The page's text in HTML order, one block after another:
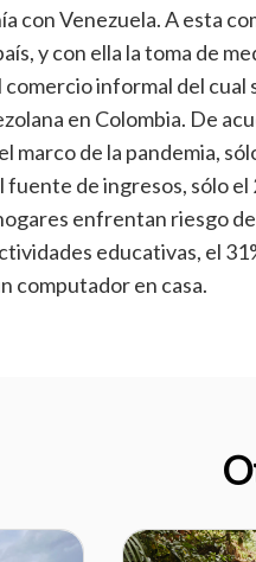
con Venezuela. A esta
y con ella la toma de
informal del cual
en Colombia. De
marco de la pandemia,
de ingresos, sólo el
enfrentan riesgo
educativas, el
computador en casa.